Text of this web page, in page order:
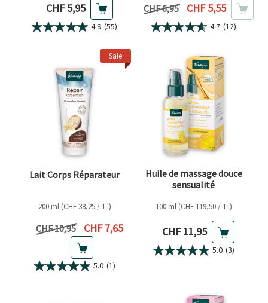
Prix actuel
CHF 5,95
4.9 (55)
Prix précédent
CHF 6,95 Prix actuel
CHF 5,55
4.7 (12)
Sale
Lait Corps Réparateur
200 ml (CHF 38,25 / 1 l)
Prix précédent
CHF 10,95 Prix actuel
CHF 7,65
5.0 (1)
Huile de massage douce
sensualité
100 ml (CHF 119,50 / 1 l)
Prix actuel
CHF 11,95
5.0 (3)